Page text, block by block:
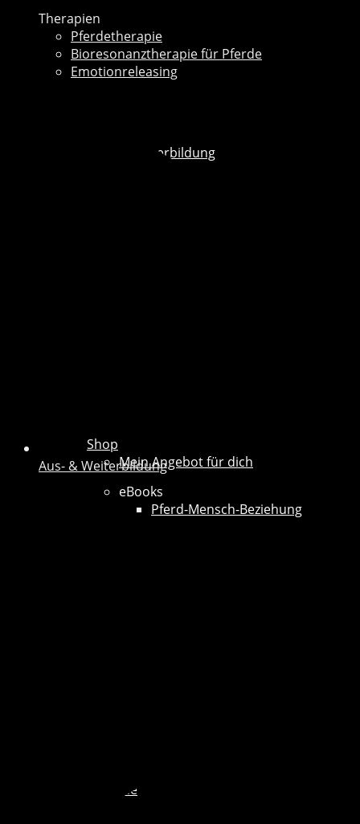
Aus- & Weiterbildung
Shop
Mein Angebot für dich
eBooks
Pferd-Mensch-Beziehung
Termine
Therapien
Pferdetherapie
Bioresonanztherapie für Pferde
Emotionreleasing
Aus- & Weiterbildung